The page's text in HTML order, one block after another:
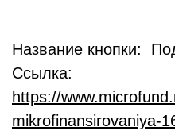
Название кнопки:
Ссылка:
https://
mikrofinansirovaniya-